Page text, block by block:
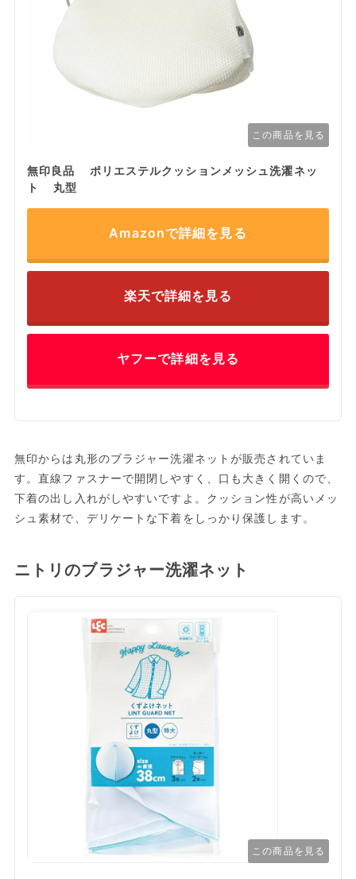
この商品を見る
無印良品 ポリエステルクッションメッシュ洗濯ネッ
ト 丸型
Amazonで詳細を見る
楽天で詳細を見る
ヤフーで詳細を見る
無印からは丸形のブラジャー洗濯ネットが販売されていま
す。直線ファスナーで開閉しやすく、口も大きく開くので、
下着の出し入れがしやすいですよ。クッション性が高いメッ
シュ素材で、デリケートな下着をしっかり保護します。
ニトリのブラジャー洗濯ネット
この商品を見る